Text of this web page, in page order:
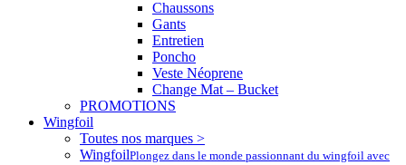
Chaussons
Gants
Entretien
Poncho
Veste Néoprene
Change Mat – Bucket
PROMOTIONS
Wingfoil
Toutes nos marques >
WingfoilPlongez dans le monde passionnant du wingfoil avec